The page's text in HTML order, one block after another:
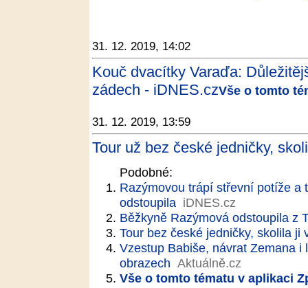
31. 12. 2019, 14:02
Kouč dvacítky Varaďa:
zádech - iDNES.czVše o tomto
31. 12. 2019, 13:59
Tour už bez české jedničky,
Podobné:
Razýmovou trápí střevní potíže a
odstoupila iDNES.cz
Běžkyně Razýmová odstoupila z
Tour bez české jedničky, skolila ji
Vzestup Babiše, návrat Zemana
obrazech Aktuálně.cz
Vše o tomto tématu v aplikaci